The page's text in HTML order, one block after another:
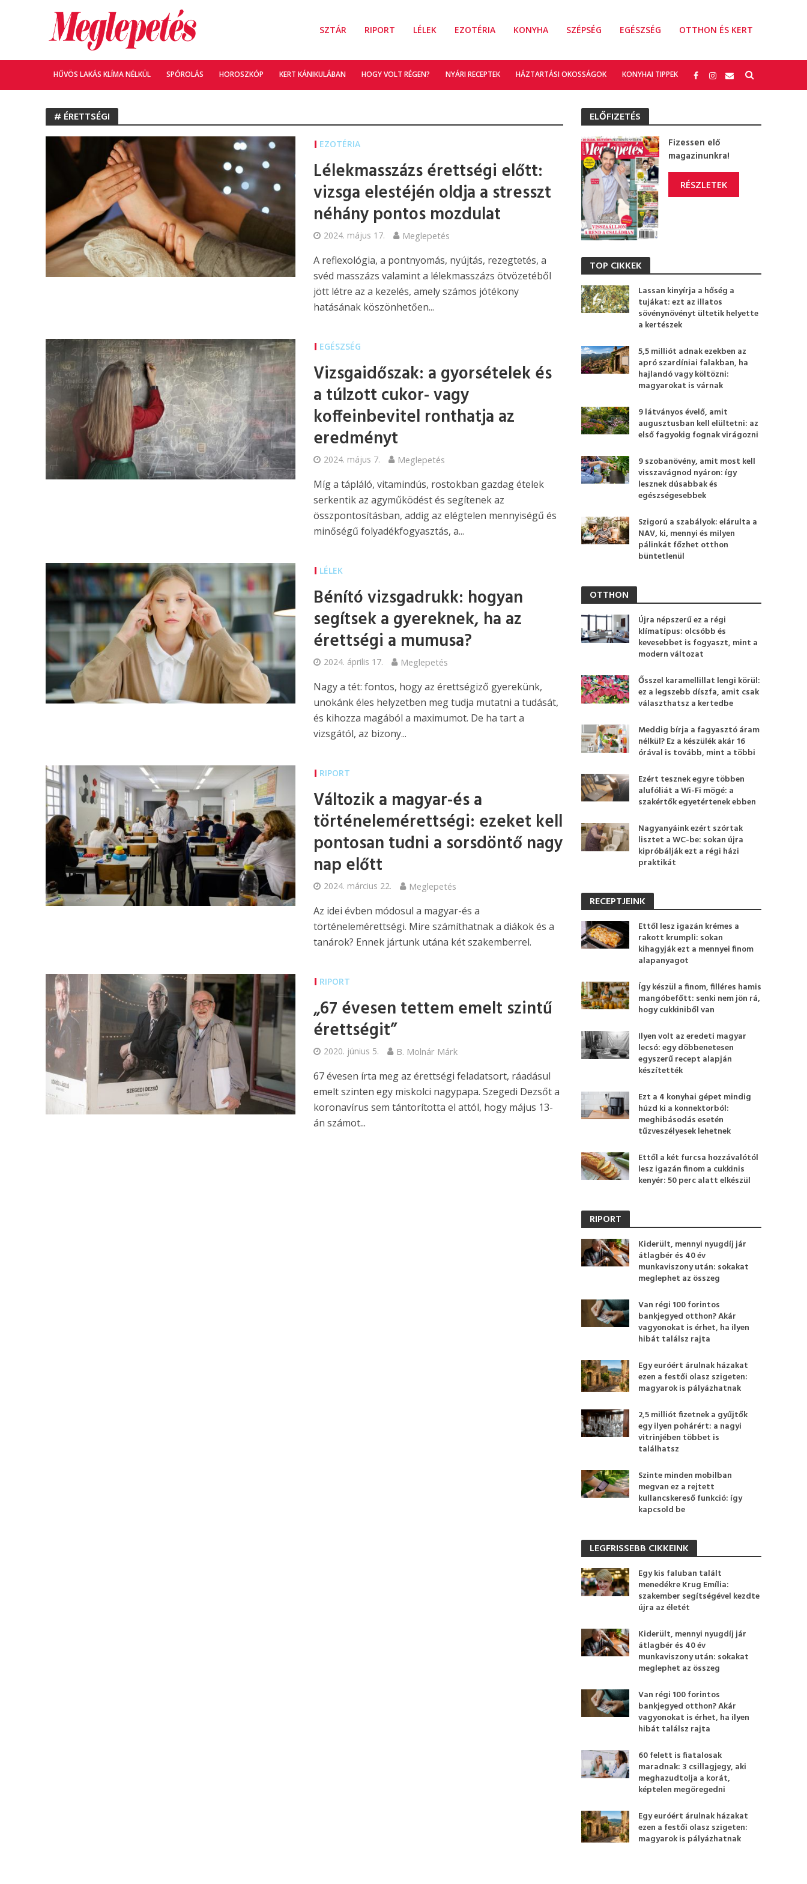
SZTÁR RIPORT LÉLEK EZOTÉRIA KONYHA SZÉPSÉG EGÉSZSÉG OTTHON ÉS KERT
HŰVÖS LAKÁS KLÍMA NÉLKÜL SPÓROLÁS HOROSZKÓP KERT KÁNIKULÁBAN HOGY VOLT RÉGEN? NYÁRI RECEPTEK HÁZTARTÁSI OKOSSÁGOK KONYHAI TIPPEK
# ÉRETTSÉGI
EZOTÉRIA
Lélekmasszázs érettségi előtt:
vizsga elestéjén oldja a stresszt
néhány pontos mozdulat
2024. május 17. Meglepetés
A reflexológia, a pontnyomás, nyújtás, rezegtetés, a
svéd masszázs valamint a lélekmasszázs ötvözetéből
jött létre az a kezelés, amely számos jótékony
hatásának köszönhetően...
EGÉSZSÉG
Vizsgaidőszak: a gyorsételek és
a túlzott cukor- vagy
koffeinbevitel ronthatja az
eredményt
2024. május 7. Meglepetés
Míg a tápláló, vitamindús, rostokban gazdag ételek
serkentik az agyműködést és segítenek az
összpontosításban, addig az elégtelen mennyiségű és
minőségű folyadékfogyasztás, a...
LÉLEK
Bénító vizsgadrukk: hogyan
segítsek a gyereknek, ha az
érettségi a mumusa?
2024. április 17. Meglepetés
Nagy a tét: fontos, hogy az érettségiző gyerekünk,
unokánk éles helyzetben meg tudja mutatni a tudását,
és kihozza magából a maximumot. De ha tart a
vizsgától, az bizony...
RIPORT
Változik a magyar-és a
történelemérettségi: ezeket kell
pontosan tudni a sorsdöntő nagy
nap előtt
2024. március 22. Meglepetés
Az idei évben módosul a magyar-és a
történelemérettségi. Mire számíthatnak a diákok és a
tanárok? Ennek jártunk utána két szakemberrel.
RIPORT
„67 évesen tettem emelt szintű
érettségit”
2020. június 5. B. Molnár Márk
67 évesen írta meg az érettségi feladatsort, ráadásul
emelt szinten egy miskolci nagypapa. Szegedi Dezsőt a
koronavírus sem tántorította el attól, hogy május 13-
án számot...
ELŐFIZETÉS
Fizessen elő
magazinunkra!
RÉSZLETEK
TOP CIKKEK
Lassan kinyírja a hőség a
tujákat: ezt az illatos
sövénynövényt ültetik helyette
a kertészek
5,5 milliót adnak ezekben az
apró szardíniai falakban, ha
hajlandó vagy költözni:
magyarokat is várnak
9 látványos évelő, amit
augusztusban kell elültetni: az
első fagyokig fognak virágozni
9 szobanövény, amit most kell
visszavágnod nyáron: így
lesznek dúsabbak és
egészségesebbek
Szigorú a szabályok: elárulta a
NAV, ki, mennyi és milyen
pálinkát főzhet otthon
büntetlenül
OTTHON
Újra népszerű ez a régi
klímatípus: olcsóbb és
kevesebbet is fogyaszt, mint a
modern változat
Ősszel karamellillat lengi körül:
ez a legszebb díszfa, amit csak
választhatsz a kertedbe
Meddig bírja a fagyasztó áram
nélkül? Ez a készülék akár 16
órával is tovább, mint a többi
Ezért tesznek egyre többen
alufóliát a Wi-Fi mögé: a
szakértők egyetértenek ebben
Nagyanyáink ezért szórtak
lisztet a WC-be: sokan újra
kipróbálják ezt a régi házi
praktikát
RECEPTJEINK
Ettől lesz igazán krémes a
rakott krumpli: sokan
kihagyják ezt a mennyei finom
alapanyagot
Így készül a finom, filléres hamis
mangóbefőtt: senki nem jön rá,
hogy cukkiniből van
Ilyen volt az eredeti magyar
lecsó: egy döbbenetesen
egyszerű recept alapján
készítették
Ezt a 4 konyhai gépet mindig
húzd ki a konnektorból:
meghibásodás esetén
tűzveszélyesek lehetnek
Ettől a két furcsa hozzávalótól
lesz igazán finom a cukkinis
kenyér: 50 perc alatt elkészül
RIPORT
Kiderült, mennyi nyugdíj jár
átlagbér és 40 év
munkaviszony után: sokakat
meglephet az összeg
Van régi 100 forintos
bankjegyed otthon? Akár
vagyonokat is érhet, ha ilyen
hibát találsz rajta
Egy euróért árulnak házakat
ezen a festői olasz szigeten:
magyarok is pályázhatnak
2,5 milliót fizetnek a gyűjtők
egy ilyen pohárért: a nagyi
vitrinjében többet is
találhatsz
Szinte minden mobilban
megvan ez a rejtett
kullancskereső funkció: így
kapcsold be
LEGFRISSEBB CIKKEINK
Egy kis faluban talált
menedékre Krug Emília:
szakember segítségével kezdte
újra az életét
Kiderült, mennyi nyugdíj jár
átlagbér és 40 év
munkaviszony után: sokakat
meglephet az összeg
Van régi 100 forintos
bankjegyed otthon? Akár
vagyonokat is érhet, ha ilyen
hibát találsz rajta
60 felett is fiatalosak
maradnak: 3 csillagjegy, aki
meghazudtolja a korát,
képtelen megöregedni
Egy euróért árulnak házakat
ezen a festői olasz szigeten:
magyarok is pályázhatnak